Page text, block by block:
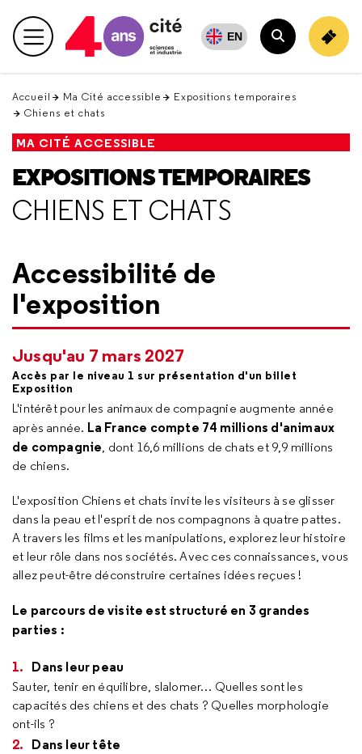
en
haut Menu principal EN
Rechercher
Accueil Ma Cité accessible
Expositions temporaires
Chiens et chats
MA CITÉ ACCESSIBLE
EXPOSITIONS TEMPORAIRES
CHIENS ET CHATS
Accessibilité de
l'exposition
Jusqu'au 7 mars 2027
Accès par le niveau 1 sur présentation d'un billet
Exposition
L'intérêt pour les animaux de compagnie augmente année
après année. La France compte 74 millions d'animaux
de compagnie, dont 16,6 millions de chats et 9,9 millions
de chiens.
L'exposition Chiens et chats invite les visiteurs à se glisser
dans la peau et l'esprit de nos compagnons à quatre pattes.
A travers les films et les manipulations, explorez leur histoire
et leur rôle dans nos sociétés. Avec ces connaissances, vous
allez peut-être déconstruire certaines idées reçues !
Le parcours de visite est structuré en 3 grandes
parties :
Dans leur peau
Sauter, tenir en équilibre, slalomer… Quelles sont les
capacités des chiens et des chats ? Quelles morphologie
ont-ils ?
Dans leur tête